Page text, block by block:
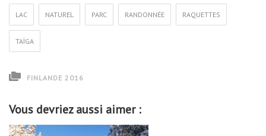
LAC NATUREL PARC RANDONNÉE RAQUETTES
TAÏGA
FINLANDE 2016
Vous devriez aussi aimer :